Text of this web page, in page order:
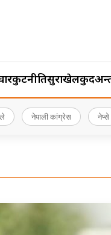
कुटनीतिसुरक्षाखेलकुद
नेपाली कांग्रेस नेप्से